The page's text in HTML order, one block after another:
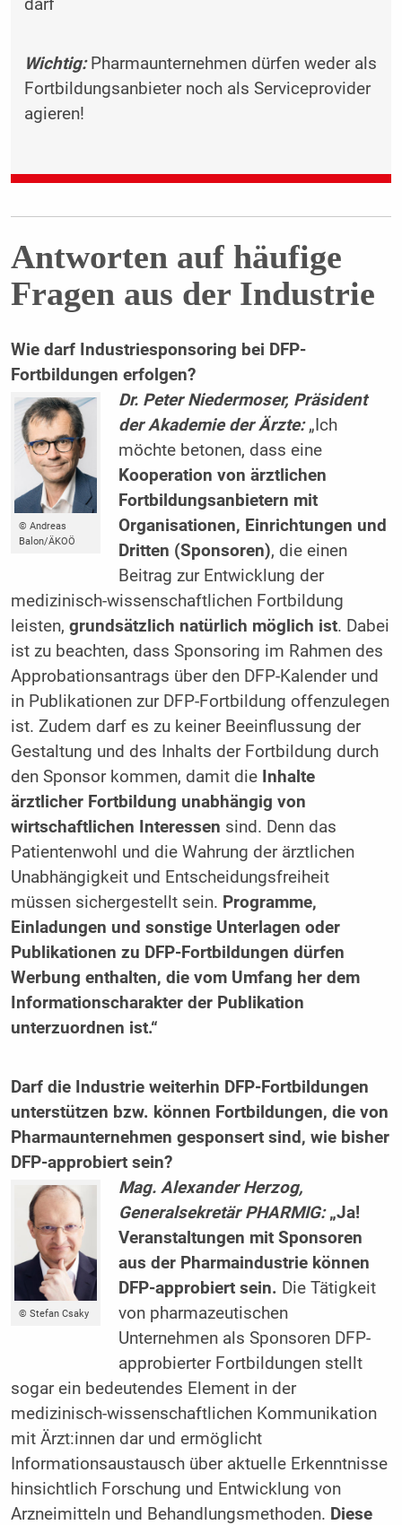
darf
Wichtig:Pharmaunternehmen dürfen weder als
Fortbildungsanbieter noch als Serviceprovider
agieren!
Antworten auf häufige
Fragen aus der Industrie
Wie darf Industriesponsoring bei DFP-
Fortbildungen erfolgen?
© Andreas
Balon/ÄKOÖ
Dr. Peter Niedermoser, Präsident
der Akademie der Ärzte: „Ich
möchte betonen, dass eine
Kooperation von ärztlichen
Fortbildungsanbietern mit
Organisationen, Einrichtungen und
Dritten (Sponsoren), die einen
Beitrag zur Entwicklung der
medizinisch-wissenschaftlichen Fortbildung
leisten, grundsätzlich natürlich möglich ist. Dabei
ist zu beachten, dass Sponsoring im Rahmen des
Approbationsantrags über den DFP-Kalender und
in Publikationen zur DFP-Fortbildung offenzulegen
ist. Zudem darf es zu keiner Beeinflussung der
Gestaltung und des Inhalts der Fortbildung durch
den Sponsor kommen, damit dieInhalte
ärztlicher Fortbildung unabhängig von
wirtschaftlichen Interessen sind. Denn das
Patientenwohl und die Wahrung der ärztlichen
Unabhängigkeit und Entscheidungsfreiheit
müssen sichergestellt sein. Programme,
Einladungen und sonstige Unterlagen oder
Publikationen zu DFP-Fortbildungen dürfen
Werbung enthalten, die vom Umfang her dem
Informationscharakter der Publikation
unterzuordnen ist.“
Darf die Industrie weiterhin DFP-Fortbildungen
unterstützen bzw. können Fortbildungen, die von
Pharmaunternehmen gesponsert sind, wie bisher
DFP-approbiert sein?
© Stefan Csaky
Mag. Alexander Herzog,
Generalsekretär PHARMIG:„Ja!
Veranstaltungen mit Sponsoren
aus der Pharmaindustrie können
DFP-approbiert sein. Die Tätigkeit
von pharmazeutischen
Unternehmen als Sponsoren DFP-
approbierter Fortbildungen stellt
sogar ein bedeutendes Element in der
medizinisch-wissenschaftlichen Kommunikation
mit Ärzt:innen dar und ermöglicht
Informationsaustausch über aktuelle ­Erkenntnisse
hinsichtlich Forschung und Entwicklung von
Arzneimitteln und Behandlungsmethoden. Diese